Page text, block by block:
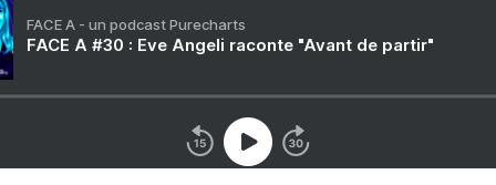
FACE A - un podcast Purecharts
FACE A #30 : Eve Angeli raconte "Avant de partir"